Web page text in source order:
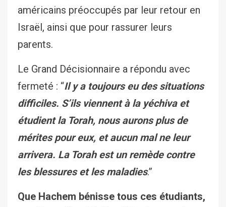
américains préoccupés par leur retour en
Israël, ainsi que pour rassurer leurs
parents.
Le Grand Décisionnaire a répondu avec
fermeté : “Il y a toujours eu des situations
difficiles. S’ils viennent à la yéchiva et
étudient la Torah, nous aurons plus de
mérites pour eux, et aucun mal ne leur
arrivera. La Torah est un remède contre
les blessures et les maladies.”
Que Hachem bénisse tous ces étudiants,